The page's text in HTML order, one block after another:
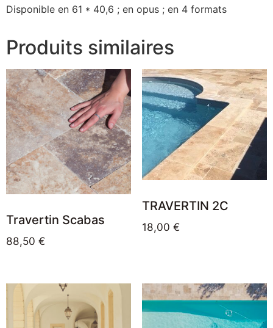
Disponible en 61 * 40,6 ; en opus ; en 4 formats
Produits similaires
Travertin Scabas
88,50 €
TRAVERTIN 2C
18,00 €